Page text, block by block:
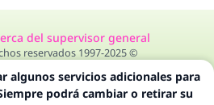
del supervisor general
reservados 1997-2025 ©
algunos servicios adicionales para
podrá cambiar o retirar su